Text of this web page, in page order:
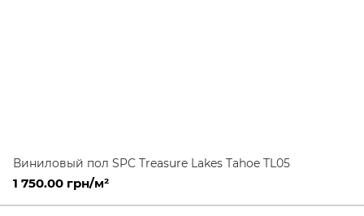
Виниловый пол SPC Treasure Lakes Tahoe TL05
1 750.00 грн/м²